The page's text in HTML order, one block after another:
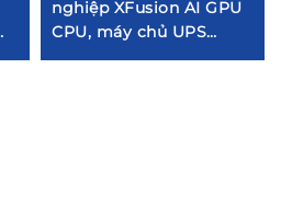
nghiệp XFusion AI GPU
CPU, máy chủ UPS
thông minh cho nhà